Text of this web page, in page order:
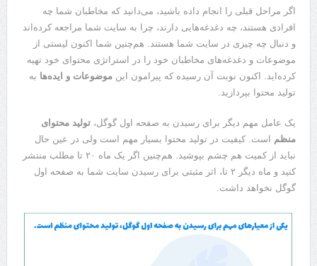
اگر مراحل قبلی را انجام داده باشید، می‌دانید که مخاطبان شما چه
افرادی هستند، چه دغدغه‌هایی دارند، چرا به سایت شما مراجعه کرده‌اند
و دنبال چه چیزی در سایت شما هستند. هم‌چنین شما اکنون لیستی از
موضوعات و دغدغه‌‌های مخاطبان خود را در استراتژی محتوای خود تهیه
کرده‌اید. اکنون نوبت آن رسیده که پیرامون این موضوعات و ایده‌ها به
تولید محتوا بپردازید.
یک عامل مهم دیگر برای رسیدن به صفحه اول گوگل، تولید محتوای
منظم است. کیفیت در تولید محتوا بسیار مهم است ولی در عین حال
نباید از کمیت هم چشم بپوشید. هم‌چنین اگر یک ماه ۲۰ تا مطلب منتشر
کنید و ماه دیگر ۲ تا، اثر مثبتی برای رسیدن سایت شما به صفحه اول
گوگل نخواهد داشت.